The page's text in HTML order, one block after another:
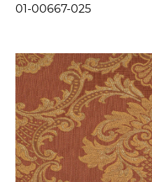
01-00667-025